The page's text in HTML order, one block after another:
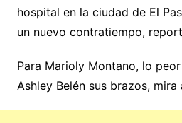
hospital en la ciudad de El
un nuevo contratiempo,
Para Marioly Montano, lo
Ashley Belén sus brazos, mira